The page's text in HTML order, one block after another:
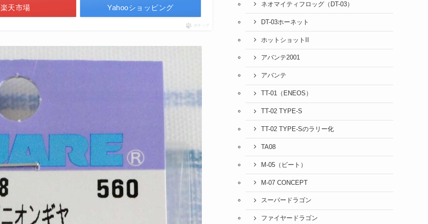
楽天市場 Yahooショッピング
ポチップ
ネオマイティフロッグ（DT-03）
DT-03ホーネット
ホットショットII
アバンテ2001
アバンテ
TT-01（ENEOS）
TT-02 TYPE-S
TT-02 TYPE-Sのラリー化
TA08
M-05（ビート）
M-07 CONCEPT
スーパードラゴン
ファイヤードラゴン